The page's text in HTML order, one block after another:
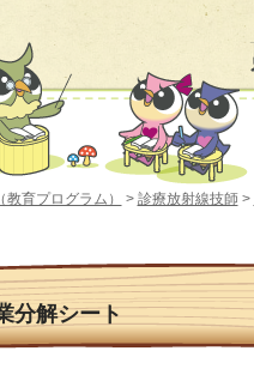
育プログラム） > 診療放射線技師>
分解シート